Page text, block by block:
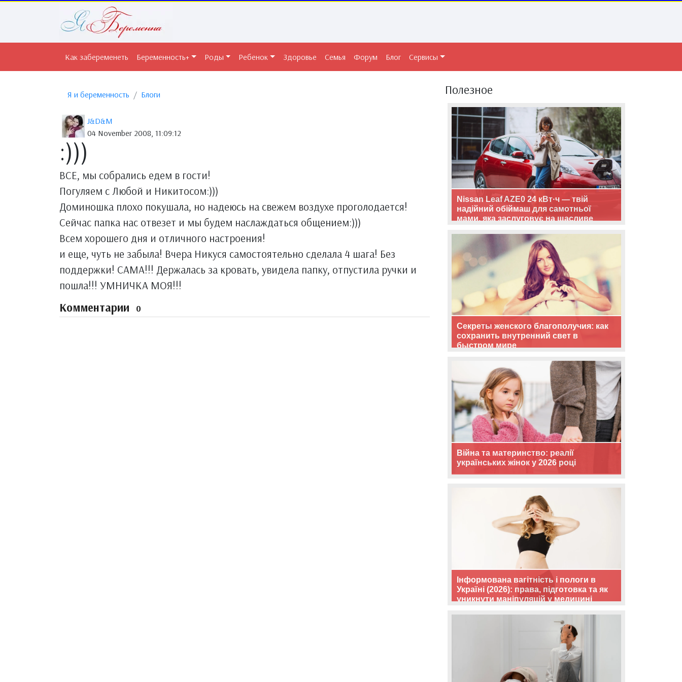
Как забеременеть Беременность+ Роды Ребенок Здоровье Семья Форум Блог Сервисы
Я и беременность Блоги
J&D&M
04 November 2008, 11:09:12
:)))
ВСЕ, мы собрались едем в гости!
Погуляем с Любой и Никитосом:)))
Доминошка плохо покушала, но надеюсь на свежем воздухе проголодается!
Сейчас папка нас отвезет и мы будем наслаждаться общением:)))
Всем хорошего дня и отличного настроения!
и еще, чуть не забыла! Вчера Никуся самостоятельно сделала 4 шага! Без
поддержки! САМА!!! Держалась за кровать, увидела папку, отпустила ручки и
пошла!!! УМНИЧКА МОЯ!!!
Комментарии 0
Полезное
Nissan Leaf AZE0 24 кВт·ч — твій
надійний обіймаш для самотньої
мами, яка заслуговує на щасливе
Секреты женского благополучия: как
сохранить внутренний свет в
быстром мире
Війна та материнство: реалії
українських жінок у 2026 році
Інформована вагітність і пологи в
Україні (2026): права, підготовка та як
уникнути маніпуляцій у медицині